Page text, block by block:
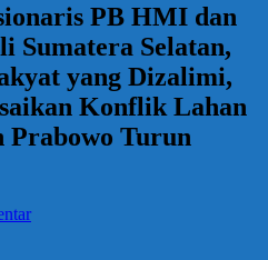
PB HMI dan
Sumatera Selatan,
yang Dizalimi,
Konflik Lahan
Prabowo Turun